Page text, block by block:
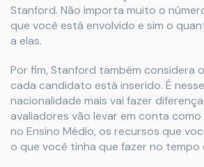
Stanford. Não importa muito o
que você está envolvido e sim o
a elas.
Por fim, Stanford também considera
cada candidato está inserido. É
nacionalidade mais vai fazer
avaliadores vão levar em conta
no Ensino Médio, os recursos que
o que você tinha que fazer no tempo